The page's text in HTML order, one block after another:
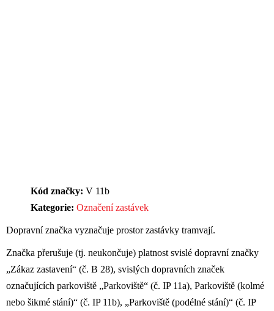
Kód značky: V 11b
Kategorie: Označení zastávek
Dopravní značka vyznačuje prostor zastávky tramvají.
Značka přerušuje (tj. neukončuje) platnost svislé dopravní značky
„Zákaz zastavení“ (č. B 28), svislých dopravních značek
označujících parkoviště „Parkoviště“ (č. IP 11a), Parkoviště (kolmé
nebo šikmé stání)“ (č. IP 11b), „Parkoviště (podélné stání)“ (č. IP